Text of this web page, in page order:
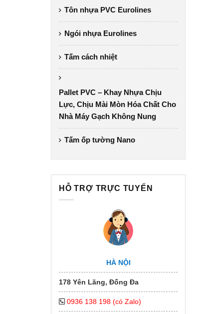
Tôn nhựa PVC Eurolines
Ngói nhựa Eurolines
Tấm cách nhiệt
Pallet PVC – Khay Nhựa Chịu
Lực, Chịu Mài Mòn Hóa Chất Cho
Nhà Máy Gạch Không Nung
Tấm ốp tường Nano
HỖ TRỢ TRỰC TUYẾN
HÀ NỘI
178 Yên Lãng, Đống Đa
0936 138 198 (có Zalo)